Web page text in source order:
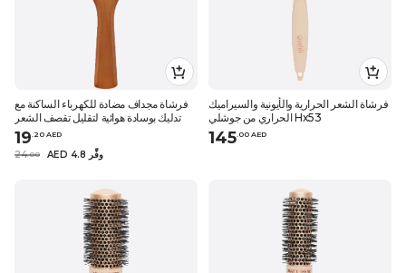
فرشاة مجداف مضادة للكهرباء الساكنة مع
تدليك بوسادة هوائية لتقليل تقصف الشعر
19.20 AED
24.00 AED 4.8 وفِّر
فرشاة الشعر الحرارية والأيونية والسيراميك
الحراري من جوشلي Hx53
145.00 AED